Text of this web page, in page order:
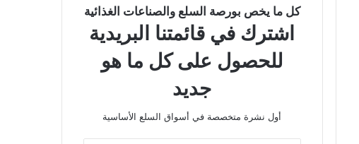
كل ما يخص بورصة السلع والصناعات الغذائية
اشترك في قائمتنا البريدية
للحصول على كل ما هو
جديد
أول نشرة متخصصة في أسواق السلع الأساسية